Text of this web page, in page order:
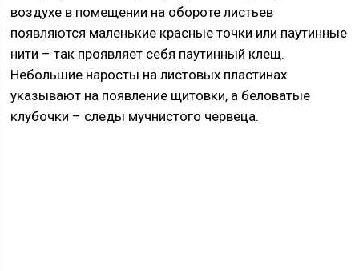
воздухе в помещении на обороте листьев
появляются маленькие красные точки или паутинные
нити – так проявляет себя паутинный клещ.
Небольшие наросты на листовых пластинах
указывают на появление щитовки, а беловатые
клубочки – следы мучнистого червеца.